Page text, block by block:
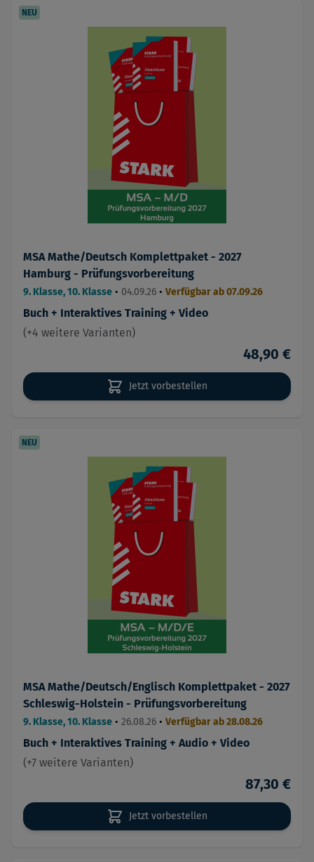
NEU
MSA Mathe/Deutsch Komplettpaket - 2027
Hamburg - Prüfungsvorbereitung
9. Klasse, 10. Klasse • 04.09.26 • Verfügbar ab 07.09.26
Buch + Interaktives Training + Video
(+4 weitere Varianten)
48,90 €
Jetzt vorbestellen
NEU
MSA Mathe/Deutsch/Englisch Komplettpaket - 2027
Schleswig-Holstein - Prüfungsvorbereitung
9. Klasse, 10. Klasse • 26.08.26 • Verfügbar ab 28.08.26
Buch + Interaktives Training + Audio + Video
(+7 weitere Varianten)
87,30 €
Jetzt vorbestellen